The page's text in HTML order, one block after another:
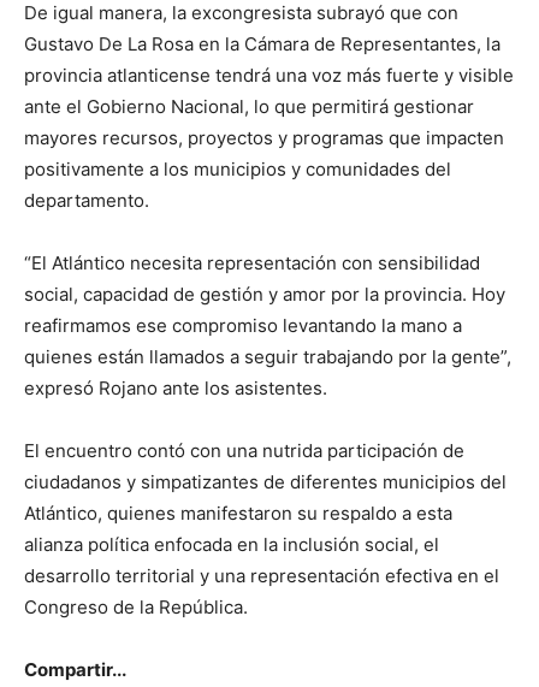
De igual manera, la excongresista subrayó que con
Gustavo De La Rosa en la Cámara de Representantes, la
provincia atlanticense tendrá una voz más fuerte y visible
ante el Gobierno Nacional, lo que permitirá gestionar
mayores recursos, proyectos y programas que impacten
positivamente a los municipios y comunidades del
departamento.
“El Atlántico necesita representación con sensibilidad
social, capacidad de gestión y amor por la provincia. Hoy
reafirmamos ese compromiso levantando la mano a
quienes están llamados a seguir trabajando por la gente”,
expresó Rojano ante los asistentes.
El encuentro contó con una nutrida participación de
ciudadanos y simpatizantes de diferentes municipios del
Atlántico, quienes manifestaron su respaldo a esta
alianza política enfocada en la inclusión social, el
desarrollo territorial y una representación efectiva en el
Congreso de la República.
Compartir...